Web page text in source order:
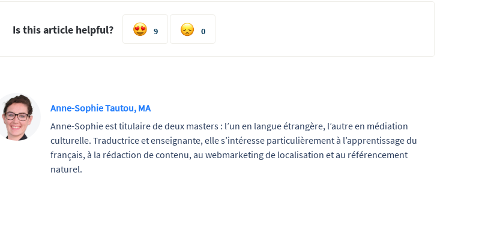
Is this article helpful? 9 0
Anne-Sophie Tautou, MA
Anne-Sophie est titulaire de deux masters : l’un en langue étrangère, l’autre en médiation
culturelle. Traductrice et enseignante, elle s’intéresse particulièrement à l’apprentissage du
français, à la rédaction de contenu, au webmarketing de localisation et au référencement
naturel.